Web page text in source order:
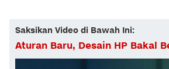
Saksikan Video di Bawah Ini:
Aturan Baru, Desain HP Bakal